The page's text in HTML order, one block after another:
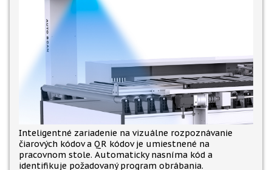
Inteligentné zariadenie na vizuálne rozpoznávanie
čiarových kódov a QR kódov je umiestnené na
pracovnom stole. Automaticky nasníma kód a
identifikuje požadovaný program obrábania.